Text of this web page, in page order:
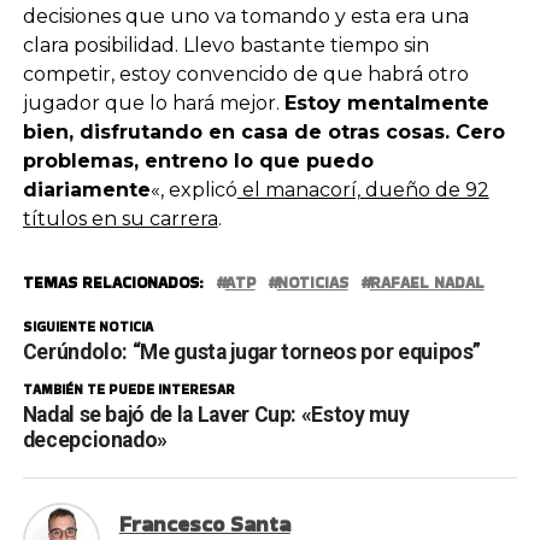
decisiones que uno va tomando y esta era una
clara posibilidad. Llevo bastante tiempo sin
competir, estoy convencido de que habrá otro
jugador que lo hará mejor. Estoy mentalmente
bien, disfrutando en casa de otras cosas. Cero
problemas, entreno lo que puedo
diariamente«, explicó el manacorí, dueño de 92
títulos en su carrera.
TEMAS RELACIONADOS: ATP NOTICIAS RAFAEL NADAL
SIGUIENTE NOTICIA
Cerúndolo: “Me gusta jugar torneos por equipos”
TAMBIÉN TE PUEDE INTERESAR
Nadal se bajó de la Laver Cup: «Estoy muy
decepcionado»
Francesco Santa